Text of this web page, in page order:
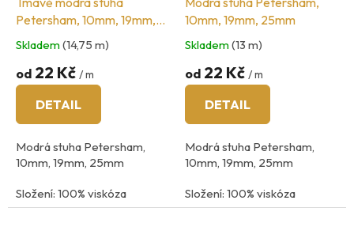
Petersham, 10mm, 19mm,
25mm
Skladem(14,75 m)
od 22 Kč / m
DETAIL
Modrá stuha Petersham,
10mm, 19mm, 25mm
Složení: 100% viskóza
10mm, 19mm, 25mm
Skladem(13 m)
od 22 Kč / m
DETAIL
Modrá stuha Petersham,
10mm, 19mm, 25mm
Složení: 100% viskóza